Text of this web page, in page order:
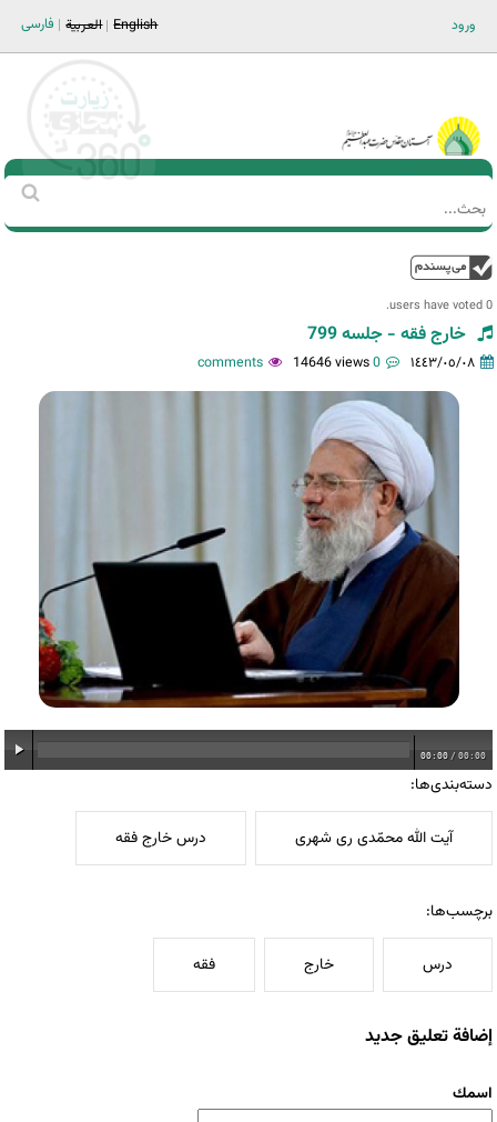
ورود فارسی العربية English
Main men-AR
استمارة
‏
0 users have voted.
خارج فقه - جلسه 799
١٤٤٣/٠٥/٠٨ 0 comments
14646 views
00:00 / 00:00
دسته‌بندی‌ها:
آیت الله محمّدی ری شهری درس خارج فقه
برچسب‌ها:
درس خارج فقه
إضافة تعليق جديد
‏اسمك ‏